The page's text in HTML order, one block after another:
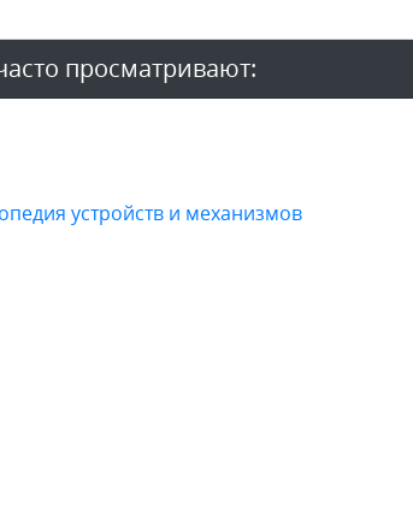
просматривают:
устройств и механизмов